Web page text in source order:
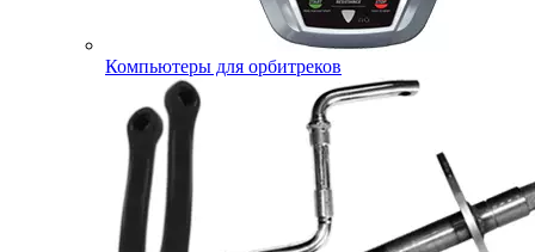
Компьютеры для орбитреков